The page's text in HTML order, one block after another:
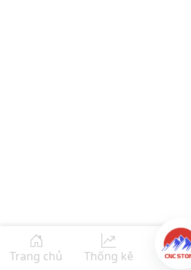
Trang chủ Thống kê